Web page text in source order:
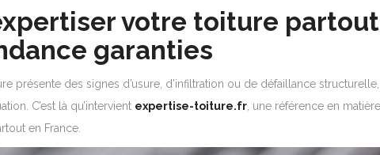
votre toiture
garanties
présente des signes d’usure, d’infiltration ou de défaillance
C’est là qu’intervient expertise-toiture.fr , une référence en
en France.